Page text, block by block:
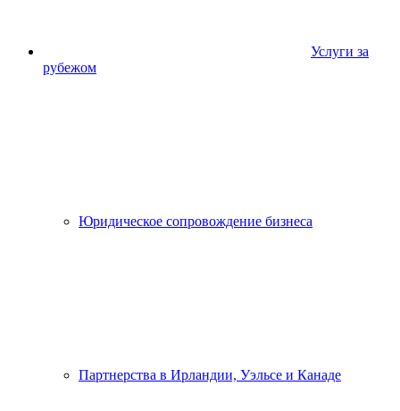
Услуги за
рубежом
Юридическое сопровождение бизнеса
Партнерства в Ирландии, Уэльсе и Канаде